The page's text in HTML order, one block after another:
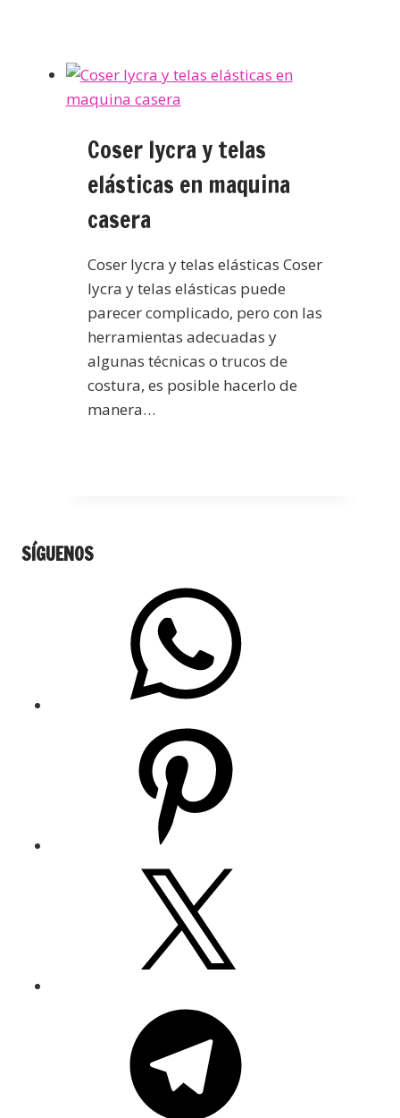
Coser lycra y telas
elásticas en maquina
casera
Coser lycra y telas elásticas Coser
lycra y telas elásticas puede
parecer complicado, pero con las
herramientas adecuadas y
algunas técnicas o trucos de
costura, es posible hacerlo de
manera…
SÍGUENOS